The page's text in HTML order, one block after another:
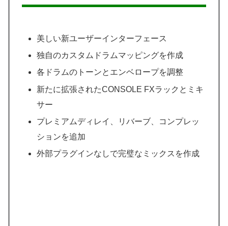
美しい新ユーザーインターフェース
独自のカスタムドラムマッピングを作成
各ドラムのトーンとエンベロープを調整
新たに拡張されたCONSOLE FXラックとミキ
サー
プレミアムディレイ、リバーブ、コンプレッ
ションを追加
外部プラグインなしで完璧なミックスを作成